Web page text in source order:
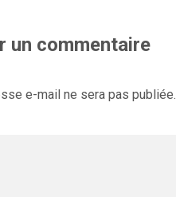
un commentaire
e-mail ne sera pas publiée.